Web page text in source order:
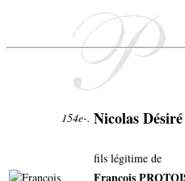
154e-. Nicolas
fils légitime de